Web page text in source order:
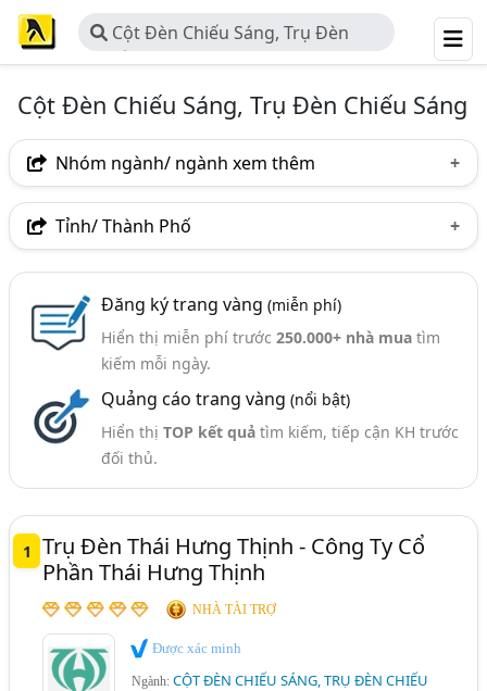
Cột Đèn Chiếu Sáng, Trụ Đèn
Chiếu Sáng
Cột Đèn Chiếu Sáng, Trụ Đèn Chiếu Sáng
Nhóm ngành/ ngành xem thêm
Ngành nghề
Ngành xem thêm
Thang Máng Cáp, Thang Cáp, Máng Cáp (372)
Chiếu Sáng - Thiết Bị Chiếu Sáng, Hệ Thống Chiếu
Sáng (226)
Tỉnh/ Thành Phố
TP. Hải Phòng
Bà Rịa-Vũng Tàu
Quảng Ngãi
Đăng ký trang vàng (miễn phí)
Hiển thị miễn phí trước 250.000+ nhà muatìm
kiếm mỗi ngày.
Quảng cáo trang vàng (nổi bật)
Hiển thị TOP kết quảtìm kiếm, tiếp cận KH trước
đối thủ.
1
Trụ Đèn Thái Hưng Thịnh - Công Ty Cổ
Phần Thái Hưng Thịnh
NHÀ TÀI TRỢ
Được xác minh
Ngành:CỘT ĐÈN CHIẾU SÁNG, TRỤ ĐÈN CHIẾU